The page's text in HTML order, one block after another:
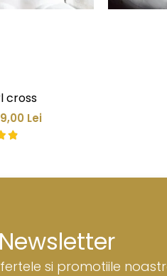
cross
Lei
Newsletter
si promotiile